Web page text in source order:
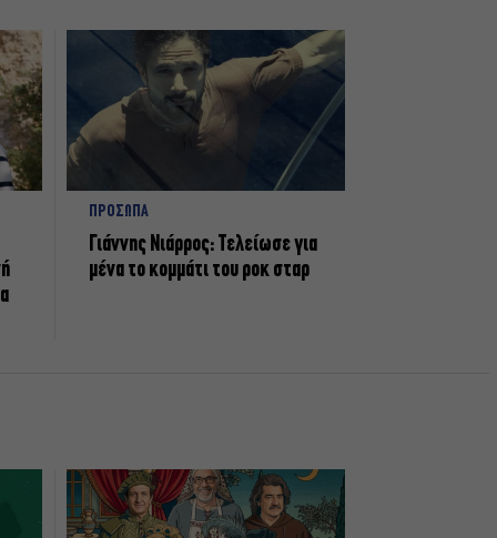
ΠΡΟΣΩΠΑ
Γιάννης Νιάρρος: Τελείωσε για
μένα το κομμάτι του ροκ σταρ